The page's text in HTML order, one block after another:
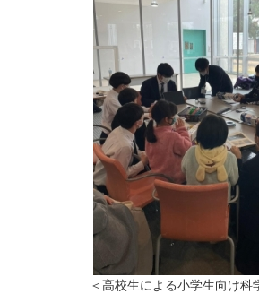
＜高校生による小学生向け科